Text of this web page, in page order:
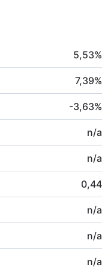
5,53%
7,39%
-3,63%
n/a
n/a
0,44
n/a
n/a
n/a